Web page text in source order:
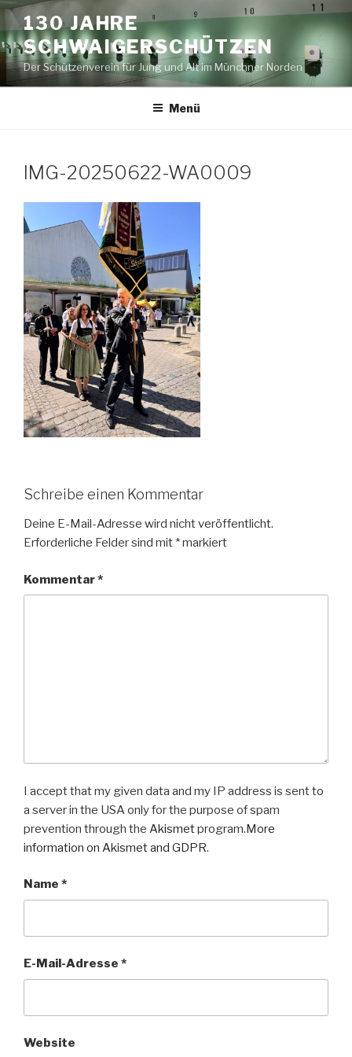
Zum
Inhalt
springen
130 JAHRE
SCHWAIGERSCHÜTZEN
Der Schützenverein für Jung und Alt im Münchner Norden
Menü
IMG-20250622-WA0009
Schreibe einen Kommentar
Deine E-Mail-Adresse wird nicht veröffentlicht.
Erforderliche Felder sind mit *markiert
Kommentar*
I accept that my given data and my IP address is sent to
a server in the USA only for the purpose of spam
prevention through the Akismetprogram.More
information on Akismet and GDPR.
Name *
E-Mail-Adresse *
Website